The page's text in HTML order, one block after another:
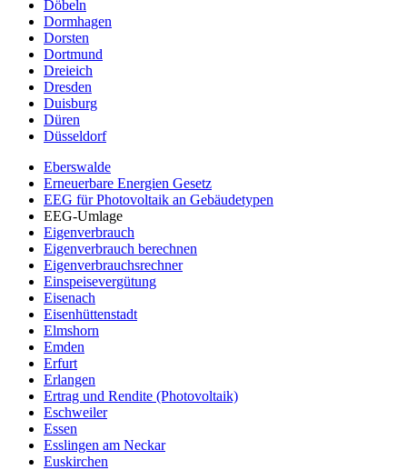
Döbeln
Dormhagen
Dorsten
Dortmund
Dreieich
Dresden
Duisburg
Düren
Düsseldorf
Eberswalde
Erneuerbare Energien Gesetz
EEG für Photovoltaik an Gebäudetypen
EEG-Umlage
Eigenverbrauch
Eigenverbrauch berechnen
Eigenverbrauchsrechner
Einspeisevergütung
Eisenach
Eisenhüttenstadt
Elmshorn
Emden
Erfurt
Erlangen
Ertrag und Rendite (Photovoltaik)
Eschweiler
Essen
Esslingen am Neckar
Euskirchen